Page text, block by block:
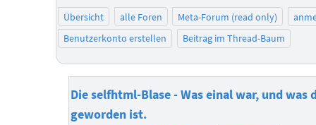
Übersicht alle Foren Meta-Forum (read only)
Benutzerkonto erstellen
Beitrag im Thread-Baum
Die selfhtml-Blase - Was einal war, und was
geworden ist.